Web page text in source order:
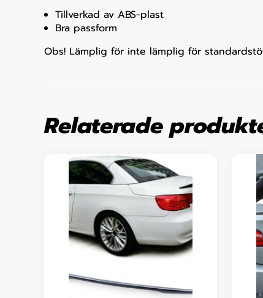
Tillverkad av ABS-plast
Bra passform
Obs! Lämplig för inte lämplig för
Relaterade